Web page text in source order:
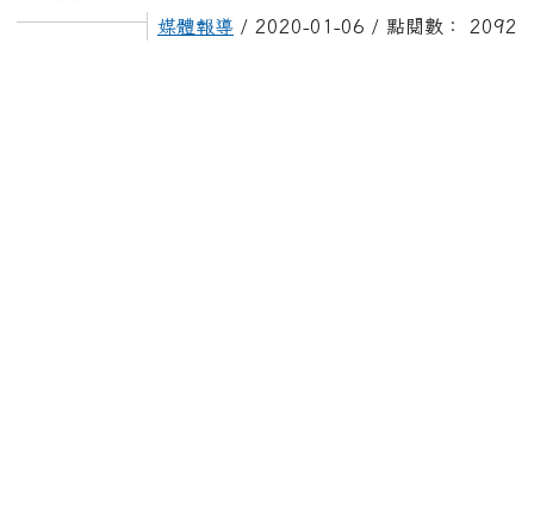
媒體報導 / 2020-01-06 / 點閱數： 2092